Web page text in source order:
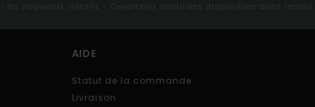
les nouveaux inscrits - Conditions détaillées disponibles dans l'email
AIDE
Statut de la commande
Livraison